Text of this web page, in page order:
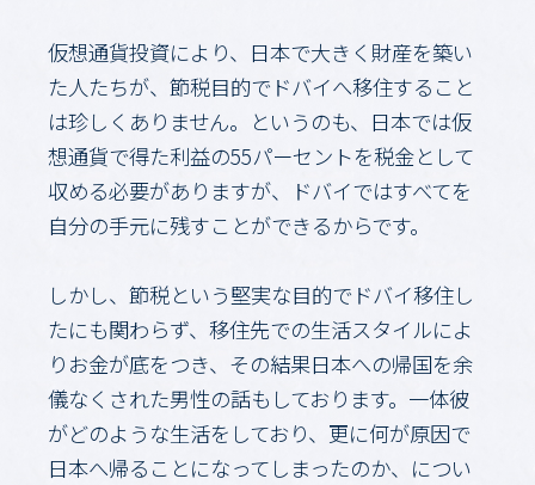
仮想通貨投資により、日本で大きく財産を築い
た人たちが、節税目的でドバイへ移住すること
は珍しくありません。というのも、日本では仮
想通貨で得た利益の55パーセントを税金として
収める必要がありますが、ドバイではすべてを
自分の手元に残すことができるからです。
しかし、節税という堅実な目的でドバイ移住し
たにも関わらず、移住先での生活スタイルによ
りお金が底をつき、その結果日本への帰国を余
儀なくされた男性の話もしております。一体彼
がどのような生活をしており、更に何が原因で
日本へ帰ることになってしまったのか、につい